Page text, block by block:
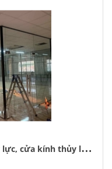
B
áo giá thi công vách kính cường lực, cửa kính thủy lực tại hà nội